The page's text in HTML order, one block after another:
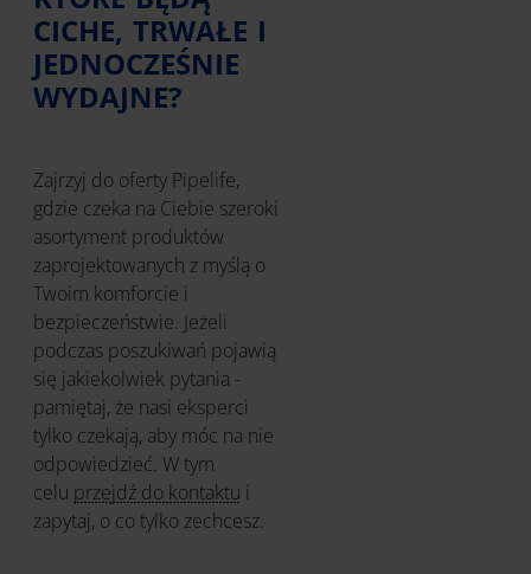
CICHE, TRWAŁE I
JEDNOCZEŚNIE
WYDAJNE?
Zajrzyj do oferty Pipelife,
gdzie czeka na Ciebie szeroki
asortyment produktów
zaprojektowanych z myślą o
Twoim komforcie i
bezpieczeństwie. Jeżeli
podczas poszukiwań pojawią
się jakiekolwiek pytania -
pamiętaj, że nasi eksperci
tylko czekają, aby móc na nie
odpowiedzieć. W tym
celu przejdź do kontaktu i
zapytaj, o co tylko zechcesz.